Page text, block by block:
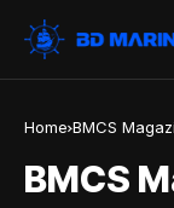
Home BMCS
BMCS